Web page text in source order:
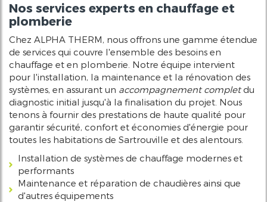
Nos services experts en chauffage et
plomberie
Chez ALPHA THERM, nous offrons une gamme étendue
de services qui couvre l'ensemble des besoins en
chauffage et en plomberie. Notre équipe intervient
pour l'installation, la maintenance et la rénovation des
systèmes, en assurant un accompagnement completdu
diagnostic initial jusqu'à la finalisation du projet. Nous
tenons à fournir des prestations de haute qualité pour
garantir sécurité, confort et économies d'énergie pour
toutes les habitations de Sartrouville et des alentours.
Installation de systèmes de chauffage modernes et
performants
Maintenance et réparation de chaudières ainsi que
d'autres équipements